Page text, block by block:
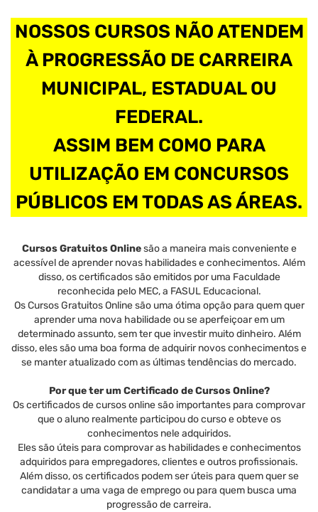
NOSSOS CURSOS NÃO ATENDEM
À PROGRESSÃO DE CARREIRA
MUNICIPAL, ESTADUAL OU
FEDERAL.
ASSIM BEM COMO PARA
UTILIZAÇÃO EM CONCURSOS
PÚBLICOS EM TODAS AS ÁREAS.
Cursos Gratuitos Onlinesão a maneira mais conveniente e
acessível de aprender novas habilidades e conhecimentos. Além
disso, os certificados são emitidos por uma Faculdade
reconhecida pelo MEC, a FASUL Educacional.
Os Cursos Gratuitos Online são uma ótima opção para quem quer
aprender uma nova habilidade ou se aperfeiçoar em um
determinado assunto, sem ter que investir muito dinheiro. Além
disso, eles são uma boa forma de adquirir novos conhecimentos e
se manter atualizado com as últimas tendências do mercado.
Por que ter um Certificado de Cursos Online?
Os certificados de cursos online são importantes para comprovar
que o aluno realmente participou do curso e obteve os
conhecimentos nele adquiridos.
Eles são úteis para comprovar as habilidades e conhecimentos
adquiridos para empregadores, clientes e outros profissionais.
Além disso, os certificados podem ser úteis para quem quer se
candidatar a uma vaga de emprego ou para quem busca uma
progressão de carreira.